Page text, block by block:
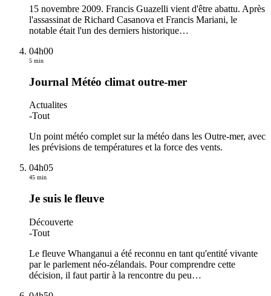
15 novembre 2009. Francis Guazelli vient d'être abattu. Après
l'assassinat de Richard Casanova et Francis Mariani, le
notable était l'un des derniers historique…
04h00
5 min
Journal Météo climat outre-mer
Actualites
-Tout
Un point météo complet sur la météo dans les Outre-mer, avec
les prévisions de températures et la force des vents.
04h05
45 min
Je suis le fleuve
Découverte
-Tout
Le fleuve Whanganui a été reconnu en tant qu'entité vivante
par le parlement néo-zélandais. Pour comprendre cette
décision, il faut partir à la rencontre du peu…